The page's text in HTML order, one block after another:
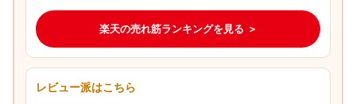
楽天の売れ筋ランキングを見る ＞
レビュー派はこちら